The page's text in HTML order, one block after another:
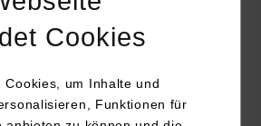
Cookies
Cookies, um Inhalte und
Funktionen für